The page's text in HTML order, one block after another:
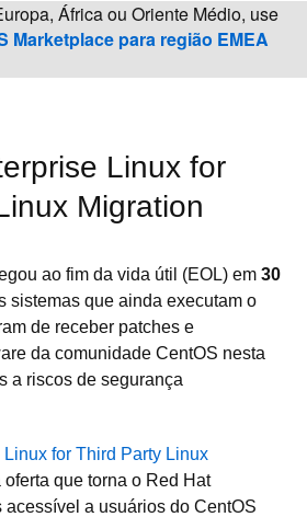
África ou Oriente Médio, use
Marketplace para região EMEA
Linux for
Migration
ao fim da vida útil (EOL) em 30
sistemas que ainda executam o
de receber patches e
da comunidade CentOS nesta
a riscos de segurança
for Third Party Linux
oferta que torna o Red Hat
acessível a usuários do CentOS